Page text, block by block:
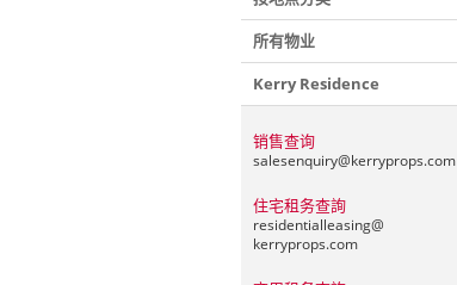
所有物业
Kerry Residence
销售查询
salesenquiry@kerryprops.com
住宅租务查詢
residentialleasing@
kerryprops.com